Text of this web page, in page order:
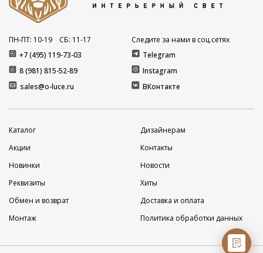
+7 (495) 119-73-03
8 (981) 815-52-89
ПН-ПТ: 10-19 СБ: 11-17
sales@o-luce.ru
Следите за нами в соц.сетях
Telegram
Instagram
ВКонтакте
Каталог
Дизайнерам
Акции
Контакты
Новинки
Новости
Реквизиты
Хиты
Обмен и возврат
Доставка и оплата
Монтаж
Политика обработки данных